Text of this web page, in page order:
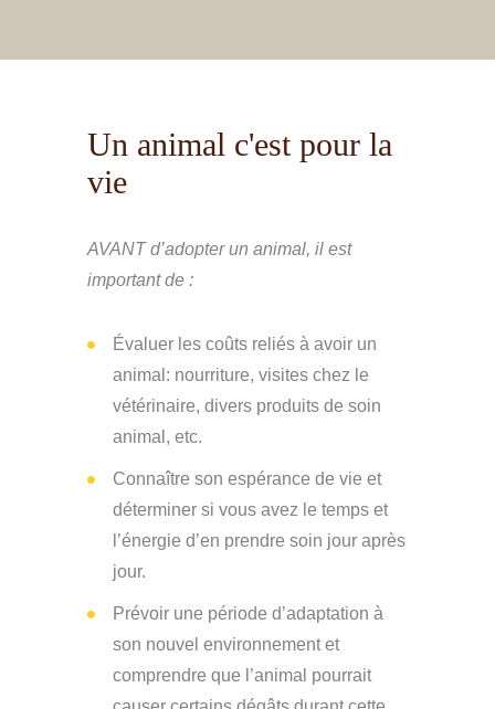
Un animal c'est pour la
vie
AVANT d’adopter un animal, il est
important de :
Évaluer les coûts reliés à avoir un
animal: nourriture, visites chez le
vétérinaire, divers produits de soin
animal, etc.
Connaître son espérance de vie et
déterminer si vous avez le temps et
l’énergie d’en prendre soin jour après
jour.
Prévoir une période d’adaptation à
son nouvel environnement et
comprendre que l’animal pourrait